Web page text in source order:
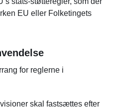
EU eller Folketingets
for reglerne i
skal fastsættes efter